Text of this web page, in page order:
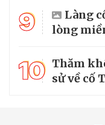
9
Làng
lòng
10 Thăm
sử về cố